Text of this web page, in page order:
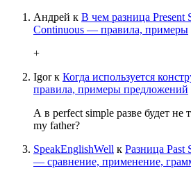
Андрей к В чем разница Present
Continuous — правила, примеры
+
Igorк Когда используется
правила, примеры предложений
А в perfect simple разве будет не
my father?
SpeakEnglishWell к Разница Past
— сравнение, применение,